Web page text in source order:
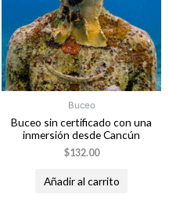
Buceo
Buceo sin certificado con una
inmersión desde Cancún
$132.00
Añadir al carrito